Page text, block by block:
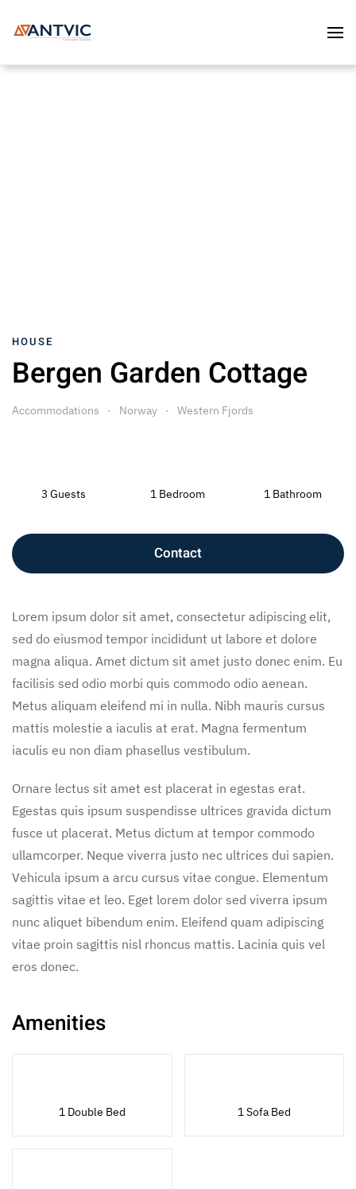
Skip to main content
HOUSE
Bergen Garden Cottage
Accommodations Norway Western Fjords
3 Guests 1 Bedroom 1 Bathroom
Contact
Lorem ipsum dolor sit amet, consectetur adipiscing elit,
sed do eiusmod tempor incididunt ut labore et dolore
magna aliqua. Amet dictum sit amet justo donec enim. Eu
facilisis sed odio morbi quis commodo odio aenean.
Metus aliquam eleifend mi in nulla. Nibh mauris cursus
mattis molestie a iaculis at erat. Magna fermentum
iaculis eu non diam phasellus vestibulum.
Ornare lectus sit amet est placerat in egestas erat.
Egestas quis ipsum suspendisse ultrices gravida dictum
fusce ut placerat. Metus dictum at tempor commodo
ullamcorper. Neque viverra justo nec ultrices dui sapien.
Vehicula ipsum a arcu cursus vitae congue. Elementum
sagittis vitae et leo. Eget lorem dolor sed viverra ipsum
nunc aliquet bibendum enim. Eleifend quam adipiscing
vitae proin sagittis nisl rhoncus mattis. Lacinia quis vel
eros donec.
Amenities
1 Double Bed 1 Sofa Bed